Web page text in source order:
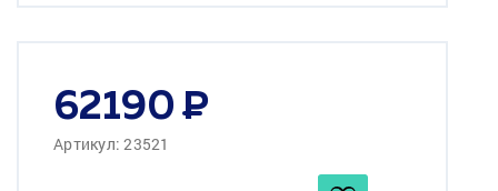
62190
Артикул: 23521